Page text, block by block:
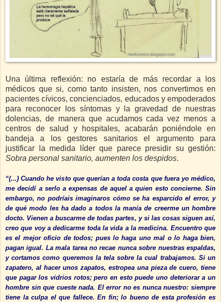
Una última reflexión: no estaría de más recordar a los
médicos que si, como tanto insisten, nos convertimos en
pacientes cívicos, concienciados, educados y empoderados
para reconocer los síntomas y la gravedad de nuestras
dolencias, de manera que acudamos cada vez menos a
centros de salud y hospitales, acabarán poniéndole en
bandeja a los gestores sanitarios el argumento para
justificar la medida líder que parece presidir su gestión:
Sobra personal sanitario, aumenten los despidos.
“(...) Cuando he visto que querían a toda costa que fuera yo médico,
me decidí a serlo a expensas de aquel a quien esto concierne. Sin
embargo, no podríais imaginaros cómo se ha esparcido el error, y
de qué modo les ha dado a todos la manía de creerme un hombre
docto. Vienen a buscarme de todas partes, y si las cosas siguen así,
creo que voy a dedicarme toda la vida a la medicina. Encuentroque
es el mejor oficio de todos; pues lo haga uno mal o lo haga bien,
pagan igual. La mala tarea no recae nunca sobre nuestras espaldas,
y cortamos como queremos la tela sobre la cual trabajamos. Si un
zapatero, al hacer unos zapatos, estropea una pieza de cuero, tiene
que pagar los vidrios rotos; pero en esto puede uno deteriorar a un
hombre sin que cueste nada. El error no es nunca nuestro: siempre
tiene la culpa el que fallece. En fin; lo bueno de esta profesión es